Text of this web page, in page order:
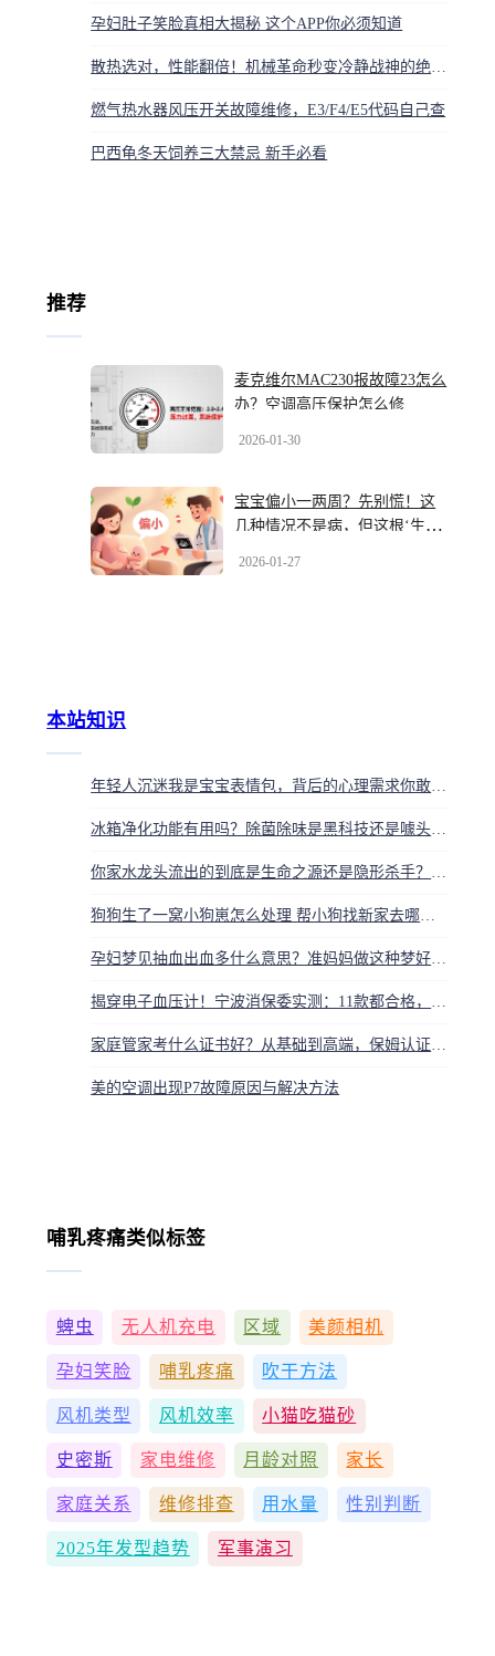
孕妇肚子笑脸真相大揭秘 这个APP你必须知道
散热选对，性能翻倍！机械革命秒变冷静战神的绝招，告别烫手
燃气热水器风压开关故障维修，E3/F4/E5代码自己查
巴西龟冬天饲养三大禁忌 新手必看
推荐
麦克维尔MAC230报故障23怎么
办？空调高压保护怎么修
2026-01-30
宝宝偏小一两周？先别慌！这
几种情况不是病，但这根‘生命
2026-01-27
本站知识
年轻人沉迷我是宝宝表情包，背后的心理需求你敢看吗？
冰箱净化功能有用吗？除菌除味是黑科技还是噱头，一次讲透
你家水龙头流出的到底是生命之源还是隐形杀手？中央水处理是智商税还是刚需？
狗狗生了一窝小狗崽怎么处理 帮小狗找新家去哪里找
孕妇梦见抽血出血多什么意思？准妈妈做这种梦好不好
揭穿电子血压计！宁波消保委实测：11款都合格，但误差差巨大
家庭管家考什么证书好？从基础到高端，保姆认证指南
美的空调出现P7故障原因与解决方法
哺乳疼痛类似标签
蜱虫 无人机充电 区域 美颜相机
孕妇笑脸 哺乳疼痛 吹干方法
风机类型 风机效率 小猫吃猫砂
史密斯 家电维修 月龄对照 家长
家庭关系 维修排查 用水量 性别判断
2025年发型趋势 军事演习